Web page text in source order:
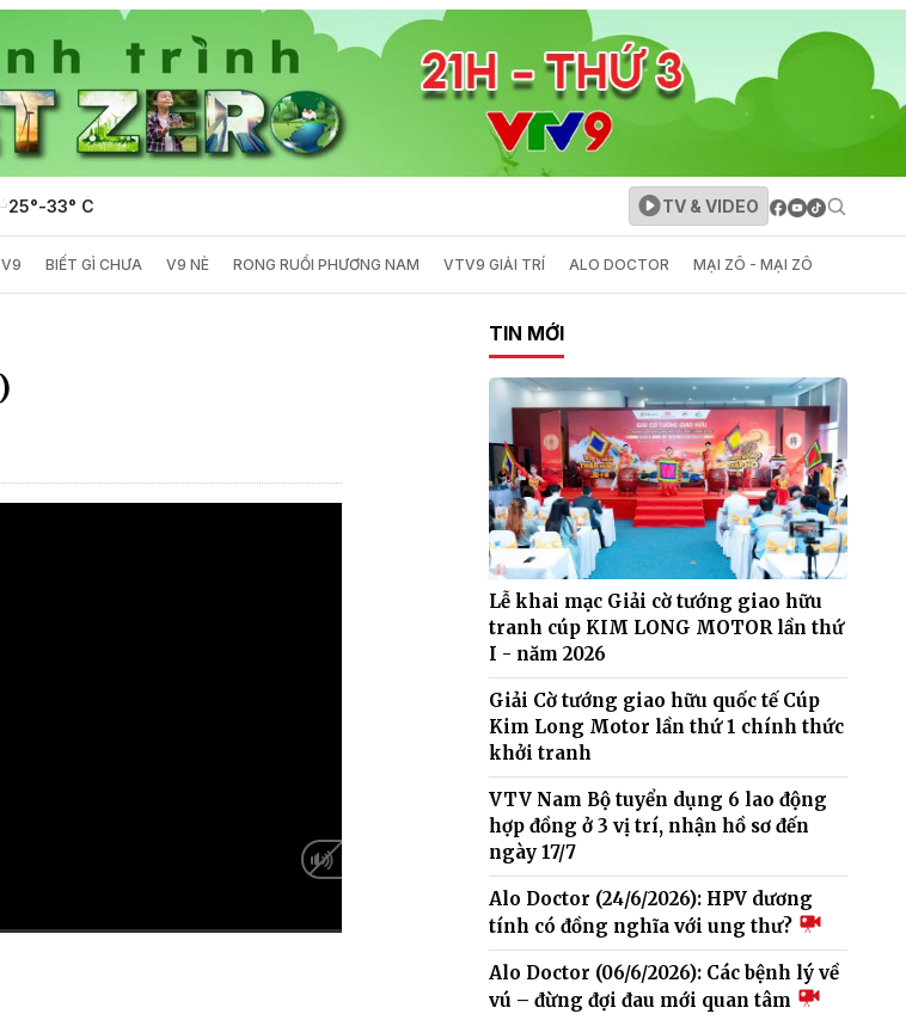
25°-33° C TV & VIDEO
BIẾT GÌ CHƯA V9 NÈ RONG RUỔI PHƯƠNG NAM VTV9 GIẢI TRÍ ALO DOCTOR MẠI ZÔ - MẠI ZÔ
TIN MỚI
Lễ khai mạc Giải cờ tướng giao hữu
tranh cúp KIM LONG MOTOR lần thứ
I - năm 2026
Giải Cờ tướng giao hữu quốc tế Cúp
Kim Long Motor lần thứ 1 chính thức
khởi tranh
VTV Nam Bộ tuyển dụng 6 lao động
hợp đồng ở 3 vị trí, nhận hồ sơ đến
ngày 17/7
Alo Doctor (24/6/2026): HPV dương
tính có đồng nghĩa với ung thư?
Alo Doctor (06/6/2026): Các bệnh lý về
vú – đừng đợi đau mới quan tâm